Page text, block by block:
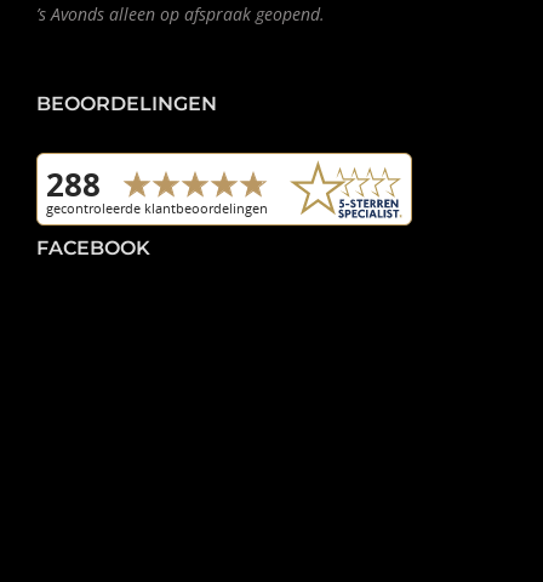
’s Avonds alleen op afspraak geopend.
BEOORDELINGEN
FACEBOOK